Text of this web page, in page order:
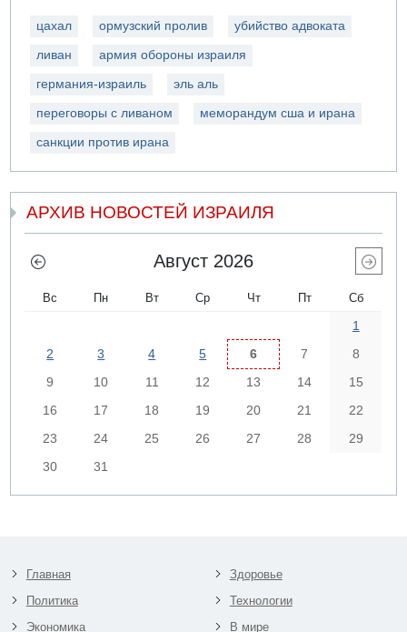
цахал ормузский пролив убийство адвоката
ливан армия обороны израиля
германия-израиль эль аль
переговоры с ливаном меморандум сша и ирана
санкции против ирана
АРХИВ НОВОСТЕЙ ИЗРАИЛЯ
Август 2026
Вс Пн Вт Ср Чт Пт Сб
1
2
3 4 5 6 7
8
9
10 11 12 13 14
15
16
17 18 19 20 21
22
23
24 25 26 27 28
29
30
31
Главная
Политика
Экономика
Здоровье
Технологии
В мире